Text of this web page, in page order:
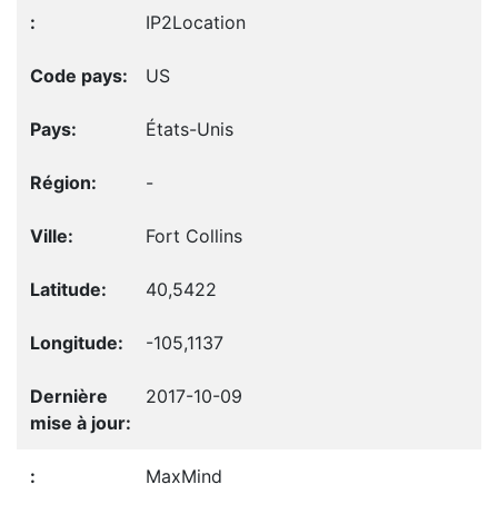
IP2Location
US
États-Unis
-
Fort Collins
40,5422
-105,1137
2017-10-09
MaxMind